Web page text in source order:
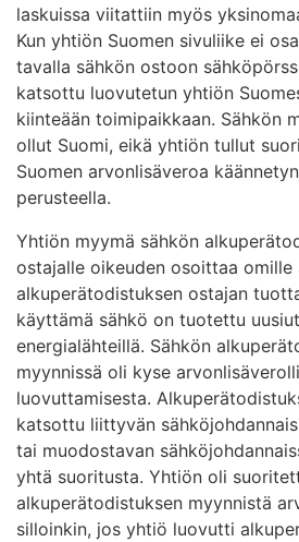
laskuissa viitattiin myös
Kun yhtiön Suomen sivuliike ei
tavalla sähkön ostoon
katsottu luovutetun yhtiön
kiinteään toimipaikkaan. Sähkön
ollut Suomi, eikä yhtiön tullut
Suomen arvonlisäveroa
perusteella.
Yhtiön myymä sähkön
ostajalle oikeuden osoittaa omille
alkuperätodistuksen ostajan
käyttämä sähkö on tuotettu
energialähteillä. Sähkön
myynnissä oli kyse
luovuttamisesta.
katsottu liittyvän
tai muodostavan
yhtä suoritusta. Yhtiön oli
alkuperätodistuksen myynnistä
silloinkin, jos yhtiö luovutti